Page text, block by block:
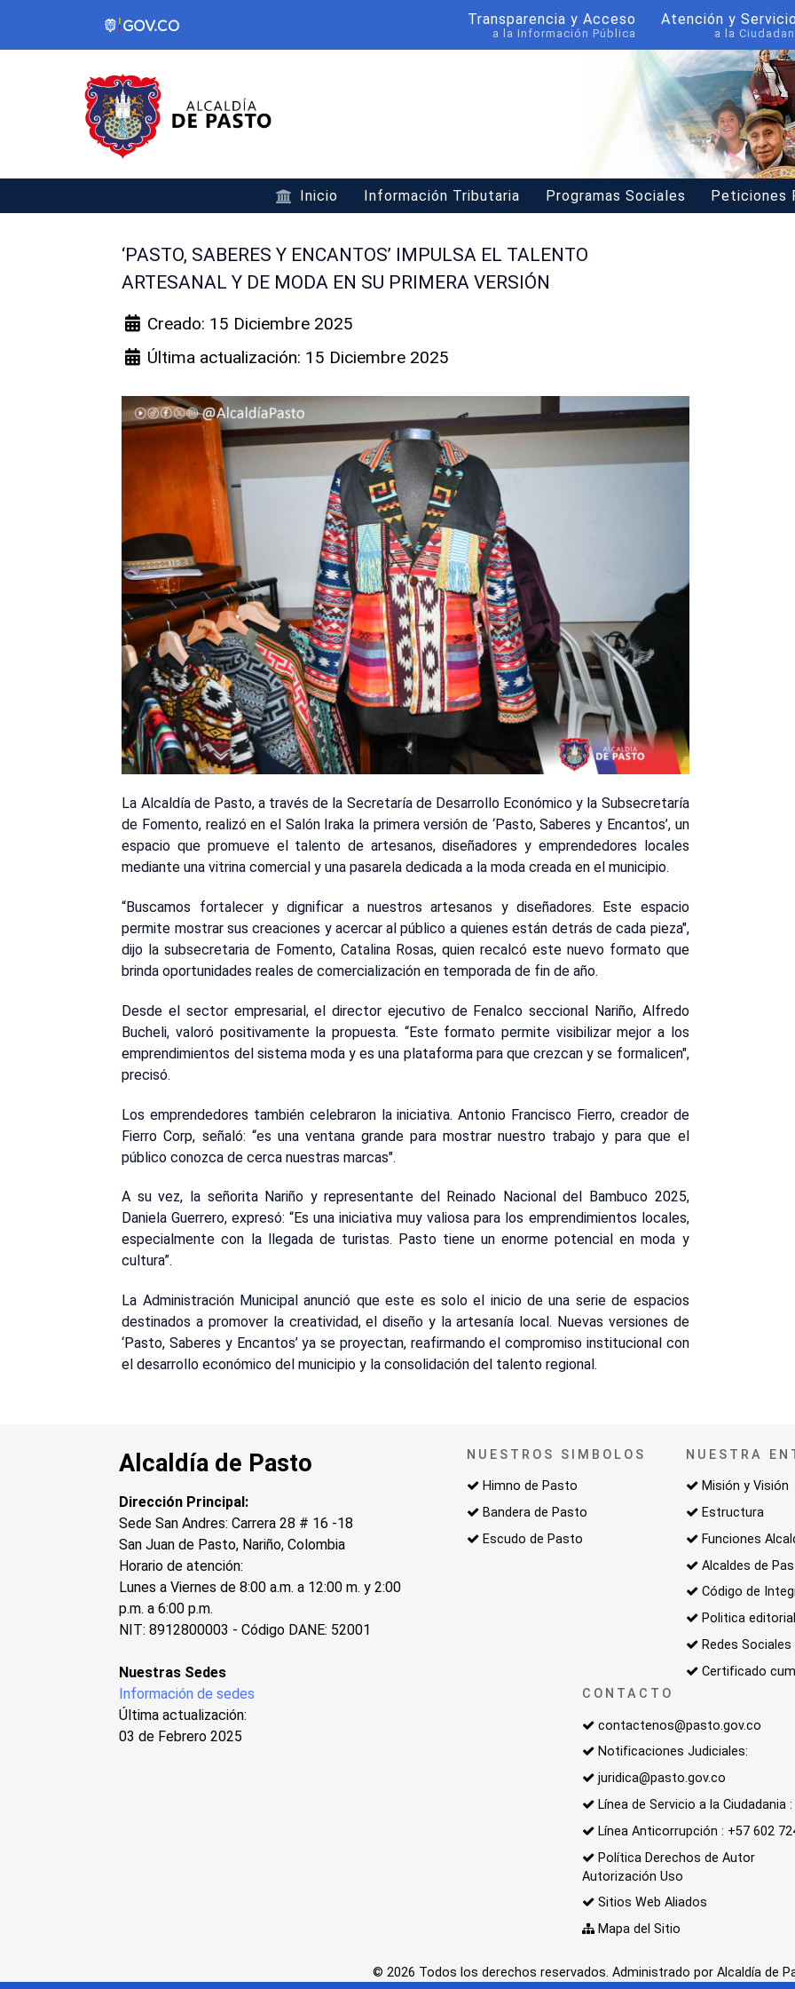
Transparencia y Acceso
a la Información Pública
Atención y
a la
Inicio Información Tributaria Programas Sociales Peticiones
‘PASTO, SABERES Y ENCANTOS’ IMPULSA EL TALENTO
ARTESANAL Y DE MODA EN SU PRIMERA VERSIÓN
Creado: 15 Diciembre 2025
Última actualización: 15 Diciembre 2025
La Alcaldía de Pasto, a través de la Secretaría de Desarrollo Económico y la Subsecretaría
de Fomento, realizó en el Salón Iraka la primera versión de ‘Pasto, Saberes y Encantos’, un
espacio que promueve el talento de artesanos, diseñadores y emprendedores locales
mediante una vitrina comercial y una pasarela dedicada a la moda creada en el municipio.
“Buscamos fortalecer y dignificar a nuestros artesanos y diseñadores. Este espacio
permite mostrar sus creaciones y acercar al público a quienes están detrás de cada pieza",
dijo la subsecretaria de Fomento, Catalina Rosas, quien recalcó este nuevo formato que
brinda oportunidades reales de comercialización en temporada de fin de año.
Desde el sector empresarial, el director ejecutivo de Fenalco seccional Nariño, Alfredo
Bucheli, valoró positivamente la propuesta. “Este formato permite visibilizar mejor a los
emprendimientos del sistema moda y es una plataforma para que crezcan y se formalicen",
precisó.
Los emprendedores también celebraron la iniciativa. Antonio Francisco Fierro, creador de
Fierro Corp, señaló: “es una ventana grande para mostrar nuestro trabajo y para que el
público conozca de cerca nuestras marcas".
A su vez, la señorita Nariño y representante del Reinado Nacional del Bambuco 2025,
Daniela Guerrero, expresó: “Es una iniciativa muy valiosa para los emprendimientos locales,
especialmente con la llegada de turistas. Pasto tiene un enorme potencial en moda y
cultura”.
La Administración Municipal anunció que este es solo el inicio de una serie de espacios
destinados a promover la creatividad, el diseño y la artesanía local. Nuevas versiones de
‘Pasto, Saberes y Encantos’ ya se proyectan, reafirmando el compromiso institucional con
el desarrollo económico del municipio y la consolidación del talento regional.
Alcaldía de Pasto
Dirección Principal:
Sede San Andres: Carrera 28 # 16 -18
San Juan de Pasto, Nariño, Colombia
Horario de atención:
Lunes a Viernes de 8:00 a.m. a 12:00 m. y 2:00
p.m. a 6:00 p.m.
NIT: 8912800003 - Código DANE: 52001
Nuestras Sedes
Información de sedes
Última actualización:
03 de Febrero 2025
NUESTROS SIMBOLOS
Himno de Pasto
Bandera de Pasto
Escudo de Pasto
NUESTRA
Misión y Visión
Estructura
Funciones
Alcaldes de
Código de
Politica editorial
Redes Sociales
Certificado
CONTACTO
contactenos@pasto.gov.co
Notificaciones Judiciales:
juridica@pasto.gov.co
Línea de Servicio a la Ciudadania
Línea Anticorrupción : +57 602
Política Derechos de Autor
Autorización Uso
Sitios Web Aliados
Mapa del Sitio
© 2026 Todos los derechos reservados. Administrado por Alcaldía de